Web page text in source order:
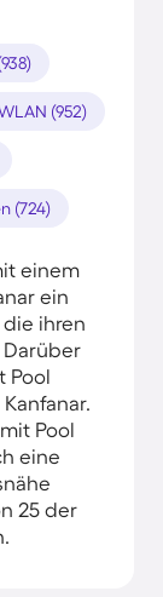
(952)
(724)
einem
ein
ihren
Darüber
Pool
Pool
eine
25 der